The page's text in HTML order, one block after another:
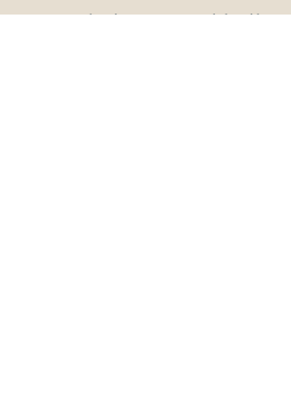
Jueves Virtual 19 de Marzo Lectura de la Biblia en